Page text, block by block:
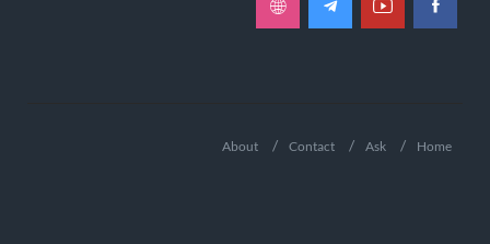
Home
Ask
Contact
About